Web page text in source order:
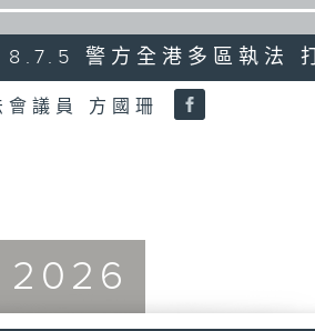
警方全港多區執法 打
會議員 方國珊
2026